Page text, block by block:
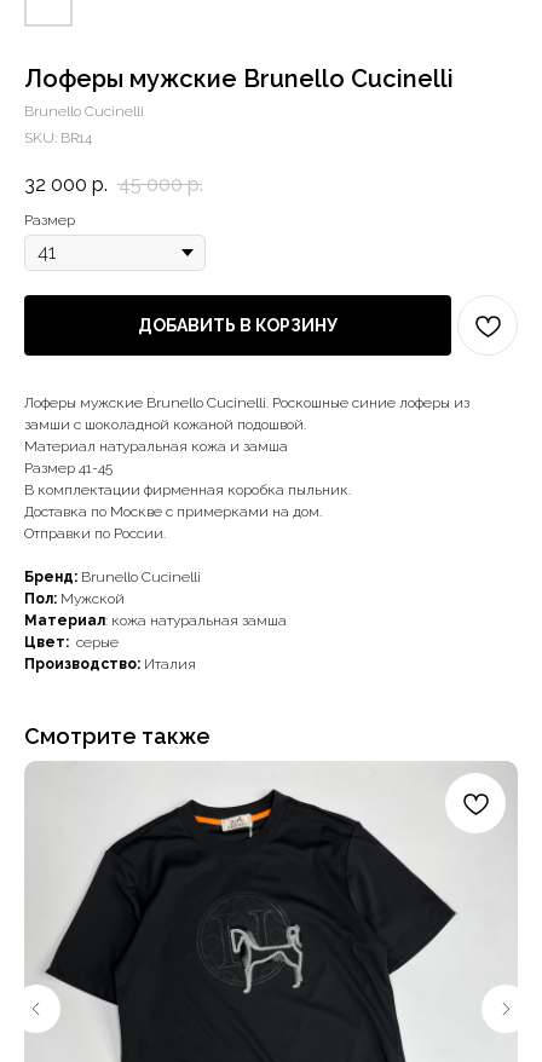
Лоферы мужские Brunello Cucinelli
Brunello Cucinelli
SKU: BR14
32 000 р. 45 000 р.
Размер
ДОБАВИТЬ В КОРЗИНУ
Лоферы мужские Brunello Cucinelli. Роскошные синие лоферы из
замши с шоколадной кожаной подошвой.
Материал натуральная кожа и замша
Размер 41-45
В комплектации фирменная коробка пыльник.
Доставка по Москве с примерками на дом.
Отправки по России.
Бренд: Brunello Cucinelli
Пол: Мужской
Материал: кожа натуральная замша
Цвет: серые
Производство: Италия
Смотрите также
Наши примущества